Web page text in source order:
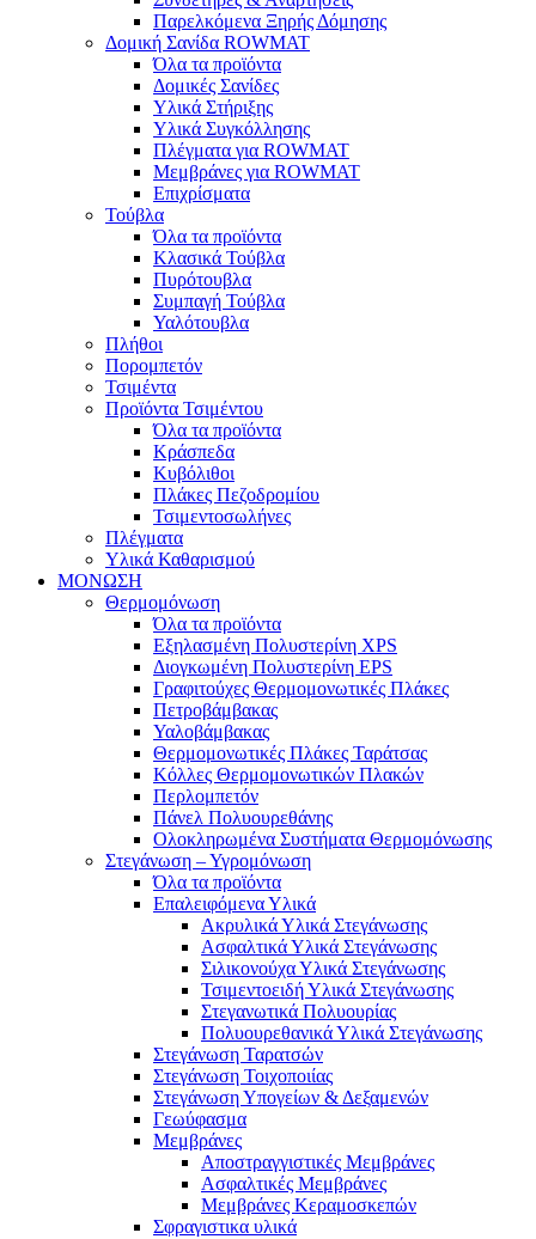
Παρελκόμενα Ξηρής Δόμησης
Δομική Σανίδα ROWMAT
Όλα τα προϊόντα
Δομικές Σανίδες
Υλικά Στήριξης
Υλικά Συγκόλλησης
Πλέγματα για ROWMAT
Μεμβράνες για ROWMAT
Επιχρίσματα
Τούβλα
Όλα τα προϊόντα
Κλασικά Τούβλα
Πυρότουβλα
Συμπαγή Τούβλα
Υαλότουβλα
Πλήθοι
Πορομπετόν
Τσιμέντα
Προϊόντα Τσιμέντου
Όλα τα προϊόντα
Κράσπεδα
Κυβόλιθοι
Πλάκες Πεζοδρομίου
Τσιμεντοσωλήνες
Πλέγματα
Υλικά Καθαρισμού
ΜΟΝΩΣΗ
Θερμομόνωση
Όλα τα προϊόντα
Εξηλασμένη Πολυστερίνη XPS
Διογκωμένη Πολυστερίνη EPS
Γραφιτούχες Θερμομονωτικές Πλάκες
Πετροβάμβακας
Υαλοβάμβακας
Θερμομονωτικές Πλάκες Ταράτσας
Κόλλες Θερμομονωτικών Πλακών
Περλομπετόν
Πάνελ Πολυουρεθάνης
Ολοκληρωμένα Συστήματα Θερμομόνωσης
Στεγάνωση – Υγρομόνωση
Όλα τα προϊόντα
Επαλειφόμενα Υλικά
Ακρυλικά Υλικά Στεγάνωσης
Ασφαλτικά Υλικά Στεγάνωσης
Σιλικονούχα Υλικά Στεγάνωσης
Τσιμεντοειδή Υλικά Στεγάνωσης
Στεγανωτικά Πολυουρίας
Πολυουρεθανικά Υλικά Στεγάνωσης
Στεγάνωση Ταρατσών
Στεγάνωση Τοιχοποιίας
Στεγάνωση Υπογείων & Δεξαμενών
Γεωύφασμα
Μεμβράνες
Αποστραγγιστικές Μεμβράνες
Ασφαλτικές Μεμβράνες
Μεμβράνες Κεραμοσκεπών
Σφραγιστικα υλικά